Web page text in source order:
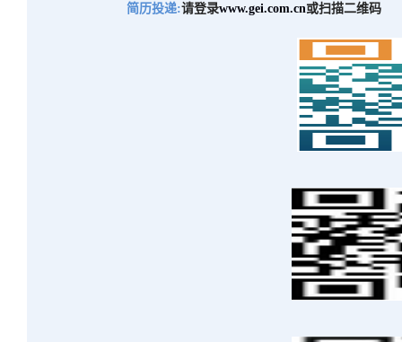
简历投递:请登录www.gei.com.cn或扫描二维码